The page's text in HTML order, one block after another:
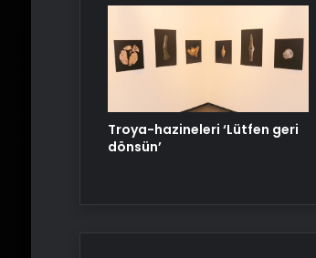
Troya-hazineleri ‘Lütfen geri
dönsün’